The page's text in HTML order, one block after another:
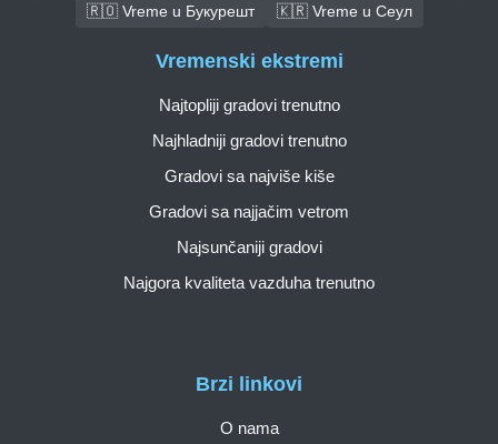
🇷🇴 Vreme u Букурешт
🇰🇷 Vreme u Сеул
Brzi linkovi
O nama
Vremenski ekstremi
Najtopliji gradovi trenutno
Najhladniji gradovi trenutno
Gradovi sa najviše kiše
Gradovi sa najjačim vetrom
Najsunčaniji gradovi
Najgora kvaliteta vazduha trenutno